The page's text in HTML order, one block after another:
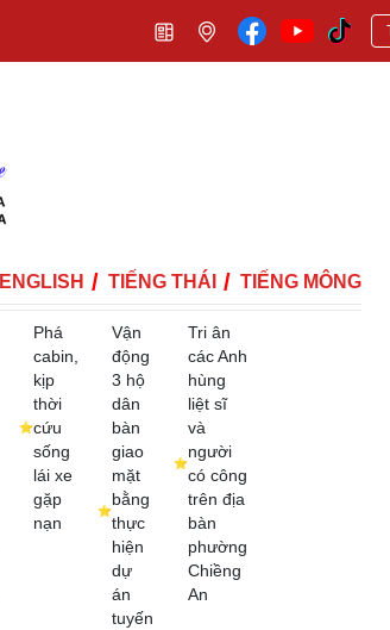
ENGLISH TIẾNG THÁI TIẾNG MÔNG
Phá
cabin,
kịp
thời
cứu
sống
lái xe
gặp
nạn
Vận
động
3 hộ
dân
bàn
giao
mặt
bằng
thực
hiện
dự
án
tuyến
Tri ân
các Anh
hùng
liệt sĩ
và
người
có công
trên địa
bàn
phường
Chiềng
An